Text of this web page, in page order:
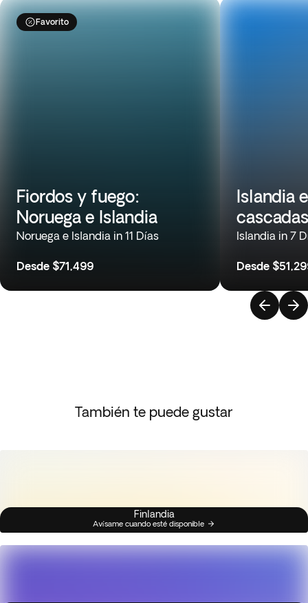
Favorito
Fiordos y fuego:
Noruega e Islandia
Noruega e Islandia in 11 Días
Desde $71,499
Islandia
Islandia in 7
Desde
También te puede gustar
Finlandia
Avísame cuando esté disponible